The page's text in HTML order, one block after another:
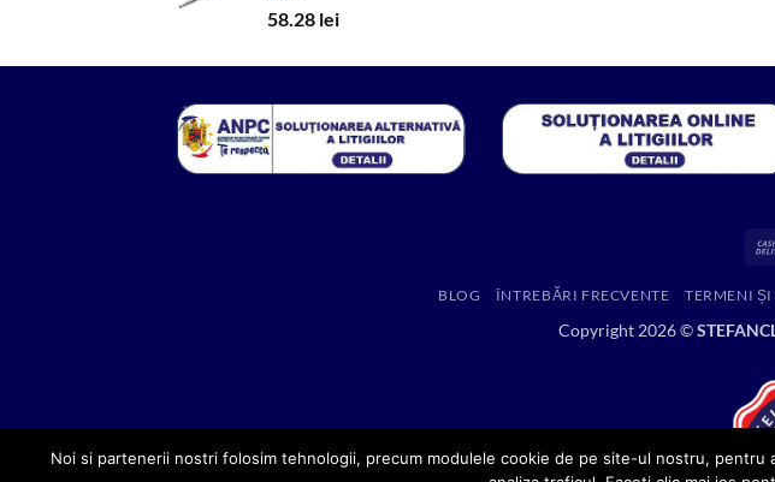
58.28 lei
1,088.20
BLOG ÎNTREBĂRI FRECVENTE TERMENI
Copyright 2026 ©
Noi si partenerii nostri folosim tehnologii, precum modulele cookie de pe site-ul nostru,